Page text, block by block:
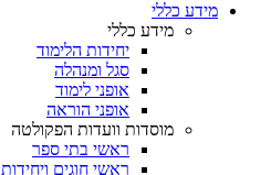
מידע כללי
מידע כללי
יחידות הלימוד
סגל ומנהלה
אופני לימוד
אופני הוראה
מוסדות וועדות הפקולטה
ראשי בתי ספר
ראשי חוגים ויחידות